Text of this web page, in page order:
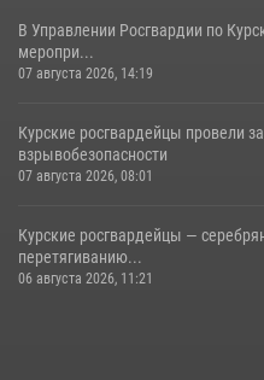
В Управлении Росгвардии по
меропри...
07 августа 2026, 14:19
Курские росгвардейцы провели
взрывобезопасности
07 августа 2026, 08:01
Курские росгвардейцы —
перетягиванию...
06 августа 2026, 11:21